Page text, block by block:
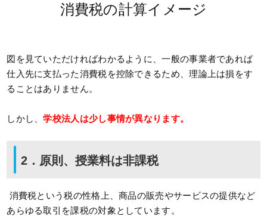
消費税の計算イメージ
図を見ていただければわかるように、一般の事業者であれば
仕入先に支払った消費税を控除できるため、理論上は損をす
ることはありません。
しかし、学校法人は少し事情が異なります。
2．原則、授業料は非課税
消費税という税の性格上、商品の販売やサービスの提供など
あらゆる取引を課税の対象としています。